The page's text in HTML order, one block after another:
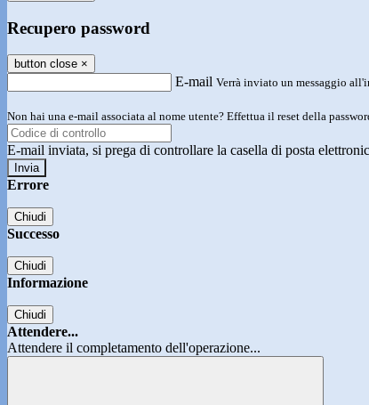
Recupero password
button close ×
E-mail Verrà inviato un messaggio
Non hai una e-mail associata al nome utente? Effettua il reset della
E-mail inviata, si prega di controllare la casella di posta
Errore
Chiudi
Successo
Chiudi
Informazione
Chiudi
Attendere...
Attendere il completamento dell'operazione...